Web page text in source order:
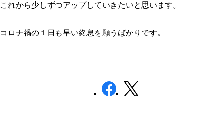
これから少しずつアップしていきたいと思います。
コロナ禍の１日も早い終息を願うばかりです。